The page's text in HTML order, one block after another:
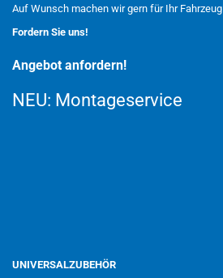
Auf Wunsch machen wir gern für Ihr
Fordern Sie uns!
Angebot anfordern!
NEU: Montageservice
UNIVERSALZUBEHÖR